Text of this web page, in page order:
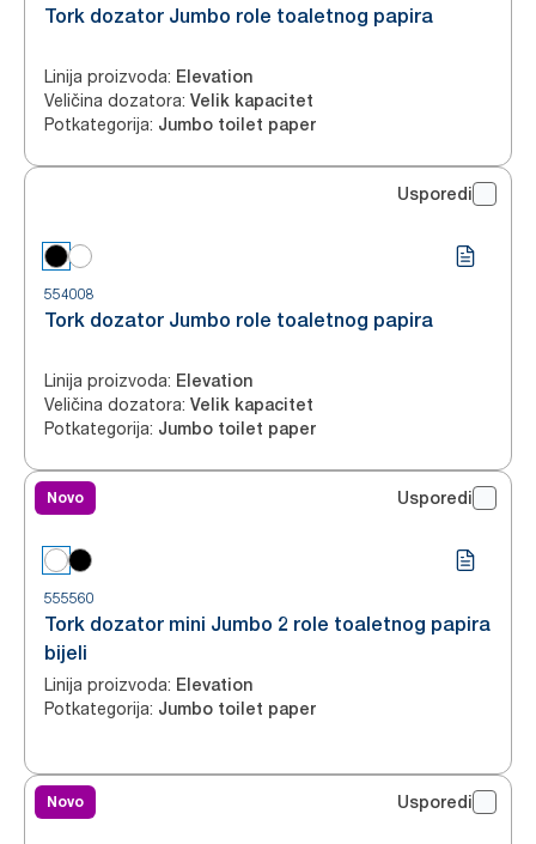
Tork dozator Jumbo role toaletnog papira
Linija proizvoda: Elevation
Veličina dozatora: Velik kapacitet
Potkategorija: Jumbo toilet paper
Usporedi
554008
Tork dozator Jumbo role toaletnog papira
Linija proizvoda: Elevation
Veličina dozatora: Velik kapacitet
Potkategorija: Jumbo toilet paper
Novo Usporedi
555560
Tork dozator mini Jumbo 2 role toaletnog papira
bijeli
Linija proizvoda: Elevation
Potkategorija: Jumbo toilet paper
Novo Usporedi